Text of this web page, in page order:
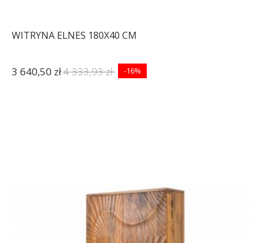
WITRYNA ELNES 180X40 CM
3 640,50 zł4 333,93 zł -16%